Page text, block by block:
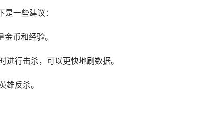
一些建议：
币和经验。
行击杀，可以更快地刷数据。
雄反杀。